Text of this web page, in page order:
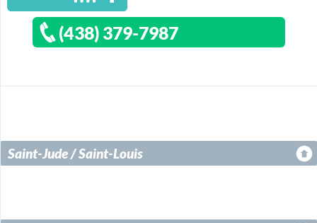
(438) 379-7987
Saint-Jude / Saint-Louis